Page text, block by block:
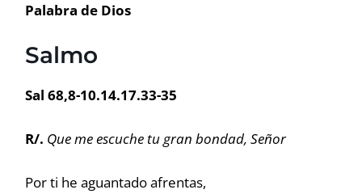
Palabra de Dios
Salmo
Sal 68,8-10.14.17.33-35
R/. Que me escuche tu gran bondad, Señor
Por ti he aguantado afrentas,